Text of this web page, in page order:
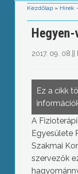
Kezdőlap » Hírek
2017. 09. 08.
Ez a cikk
A
Egyesülete
Szakmai
szervezők